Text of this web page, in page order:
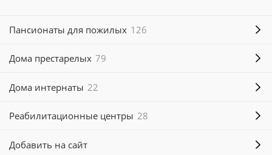
Добавить на сайт
Пансионаты для пожилых 126
Дома престарелых 79
Дома интернаты 22
Реабилитационные центры 28